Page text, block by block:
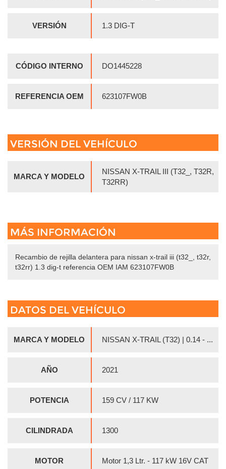
VERSIÓN 1.3 DIG-T
CÓDIGO INTERNO DO1445228
REFERENCIA OEM 623107FW0B
VERSIÓN DEL VEHÍCULO
MARCA Y MODELO
NISSAN X-TRAIL III (T32_, T32R,
T32RR)
MÁS INFORMACIÓN
Recambio de rejilla delantera para nissan x-trail iii (t32_, t32r,
t32rr) 1.3 dig-t referencia OEM IAM 623107FW0B
DATOS DEL VEHÍCULO
MARCA Y MODELO NISSAN X-TRAIL (T32) | 0.14 - ...
AÑO 2021
POTENCIA 159 CV / 117 KW
CILINDRADA 1300
MOTOR Motor 1,3 Ltr. - 117 kW 16V CAT